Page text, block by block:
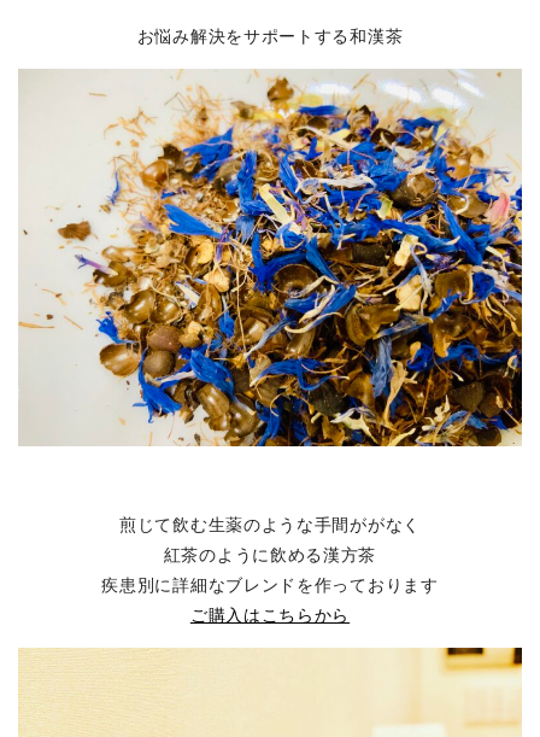
お悩み解決をサポートする和漢茶
煎じて飲む生薬のような手間ががなく
紅茶のように飲める漢方茶
疾患別に詳細なブレンドを作っております
ご購入はこちらから